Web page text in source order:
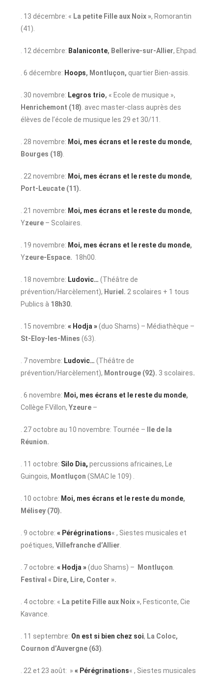
. 13 décembre: « La petite Fille aux Noix », Romorantin
(41).
. 12 décembre: Balaniconte, Bellerive-sur-Allier, Ehpad.
. 6 décembre: Hoops, Montluçon, quartier Bien-assis.
. 30 novembre: Legros trio, « Ecole de musique »,
Henrichemont (18) . avec master-class auprès des
élèves de l’école de musique les 29 et 30/11.
. 28 novembre: Moi, mes écrans et le reste du monde,
Bourges (18)
. 22 novembre: Moi, mes écrans et le reste du monde,
Port-Leucate (11).
. 21 novembre: Moi, mes écrans et le reste du monde,
Yzeure – Scolaires.
. 19 novembre: Moi, mes écrans et le reste du monde,
Yzeure-Espace. 18h00.
. 18 novembre: Ludovic… (Théâtre de
prévention/Harcèlement), Huriel. 2 scolaires + 1 tous
Publics à 18h30.
. 15 novembre:« Hodja »(duo Shams) – Médiathèque –
St-Eloy-les-Mines (63).
. 7 novembre: Ludovic… (Théâtre de
prévention/Harcèlement), Montrouge (92). 3 scolaires.
. 6 novembre: Moi, mes écrans et le reste du monde,
Collège F.Villon,Yzeure –
. 27 octobre au 10 novembre: Tournée –
Ile de la
Réunion.
. 11 octobre: Silo Dia,percussions africaines, Le
Guingois, Montluçon (SMAC le 109) .
. 10 octobre: Moi, mes écrans et le reste du monde,
Mélisey (70).
. 9 octobre:« Pérégrinations« , Siestes musicales et
poétiques,Villefranche d’Allier
. 7 octobre:« Hodja »(duo Shams) – Montluçon
Festival « Dire, Lire, Conter ».
. 4 octobre: « La petite Fille aux Noix », Festiconte, Cie
Kavance.
. 11 septembre: On est si bien chez soi, La Coloc,
Cournon d’Auvergne (63)
. 22 et 23 août: »« Pérégrinations« , Siestes musicales